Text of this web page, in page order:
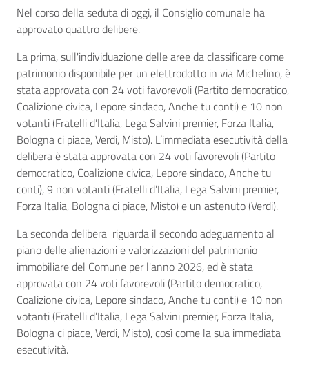
Descrizione
Nel corso della seduta di oggi, il Consiglio comunale ha
approvato quattro delibere.
La prima, sull'individuazione delle aree da classificare come
patrimonio disponibile per un elettrodotto in via Michelino, è
stata approvata con 24 voti favorevoli (Partito democratico,
Coalizione civica, Lepore sindaco, Anche tu conti) e 10 non
votanti (Fratelli d’Italia, Lega Salvini premier, Forza Italia,
Bologna ci piace, Verdi, Misto). L’immediata esecutività della
delibera è stata approvata con 24 voti favorevoli (Partito
democratico, Coalizione civica, Lepore sindaco, Anche tu
conti), 9 non votanti (Fratelli d’Italia, Lega Salvini premier,
Forza Italia, Bologna ci piace, Misto) e un astenuto (Verdi).
La seconda delibera riguarda il secondo adeguamento al
piano delle alienazioni e valorizzazioni del patrimonio
immobiliare del Comune per l'anno 2026, ed è stata
approvata con 24 voti favorevoli (Partito democratico,
Coalizione civica, Lepore sindaco, Anche tu conti) e 10 non
votanti (Fratelli d’Italia, Lega Salvini premier, Forza Italia,
Bologna ci piace, Verdi, Misto), così come la sua immediata
esecutività.